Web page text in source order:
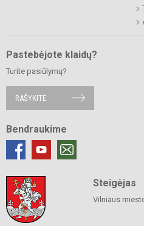
Pastebėjote klaidų?
Turite pasiūlymų?
RAŠYKITE
Bendraukime
Steigėjas
Vilniaus